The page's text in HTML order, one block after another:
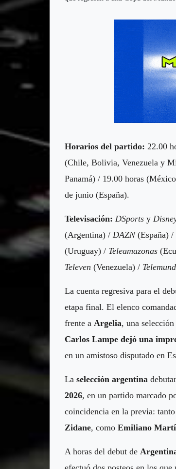
Horarios del partido: 22.00
(Chile, Bolivia, Venezuela y
Panamá) / 19.00 horas
de junio (España).
Televisación: DSports y
(Argentina) / DAZN (España) /
(Uruguay) / Teleamazonas
Televen (Venezuela) /
La cuenta regresiva para el
etapa final. El elenco
frente a Argelia, una
Carlos Lampe dejó una
en un amistoso disputado en
La selección argentina
2026, en un partido marcado
coincidencia en la previa:
Zidane, como Emiliano
A horas del debut de